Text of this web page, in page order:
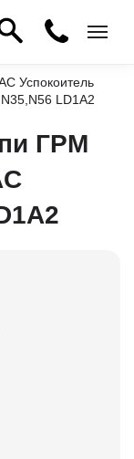
Успокоитель
LD1A2
ГРМ